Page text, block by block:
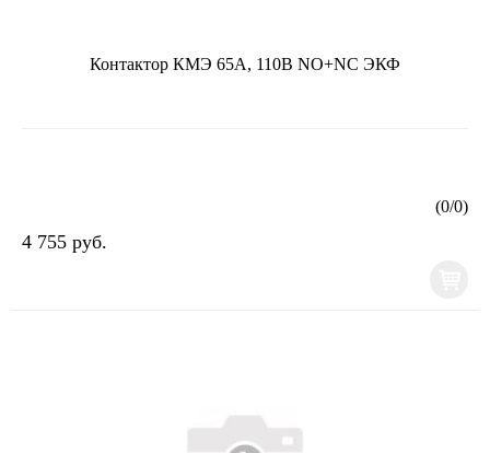
Контактор КМЭ 65А, 110В NO+NC ЭКФ
(0/0)
4 755 руб.